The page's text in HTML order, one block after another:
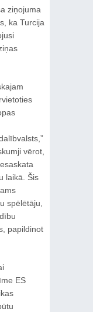
ziņojuma
ka Turcija
vērot,
laikā. Šis
spēlētāju,
papildinot
ES